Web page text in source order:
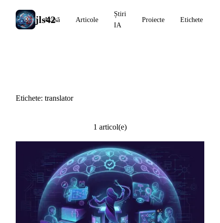
jls42
Acasă Articole
Știri
IA
Proiecte Etichete
Etichete: translator
1 articol(e)